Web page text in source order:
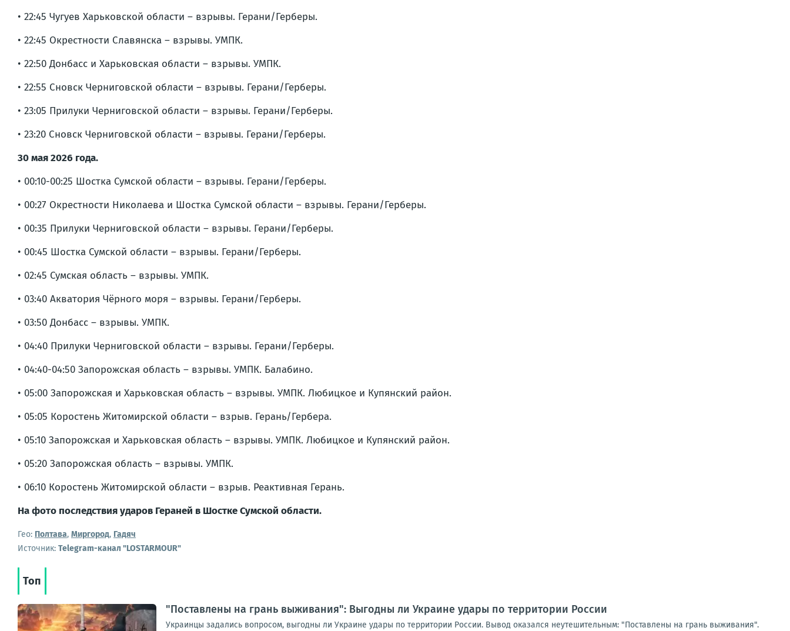
• 22:45 Чугуев Харьковской области – взрывы. Герани/Герберы.
• 22:45 Окрестности Славянска – взрывы. УМПК.
• 22:50 Донбасс и Харьковская области – взрывы. УМПК.
• 22:55 Сновск Черниговской области – взрывы. Герани/Герберы.
• 23:05 Прилуки Черниговской области – взрывы. Герани/Герберы.
• 23:20 Сновск Черниговской области – взрывы. Герани/Герберы.
30 мая 2026 года.
• 00:10-00:25 Шостка Сумской области – взрывы. Герани/Герберы.
• 00:27 Окрестности Николаева и Шостка Сумской области – взрывы. Герани/Герберы.
• 00:35 Прилуки Черниговской области – взрывы. Герани/Герберы.
• 00:45 Шостка Сумской области – взрывы. Герани/Герберы.
• 02:45 Сумская область – взрывы. УМПК.
• 03:40 Акватория Чёрного моря – взрывы. Герани/Герберы.
• 03:50 Донбасс – взрывы. УМПК.
• 04:40 Прилуки Черниговской области – взрывы. Герани/Герберы.
• 04:40-04:50 Запорожская область – взрывы. УМПК. Балабино.
• 05:00 Запорожская и Харьковская область – взрывы. УМПК. Любицкое и Купянский район.
• 05:05 Коростень Житомирской области – взрыв. Герань/Гербера.
• 05:10 Запорожская и Харьковская область – взрывы. УМПК. Любицкое и Купянский район.
• 05:20 Запорожская область – взрывы. УМПК.
• 06:10 Коростень Житомирской области – взрыв. Реактивная Герань.
На фото последствия ударов Гераней в Шостке Сумской области.
Гео: Полтава, Миргород, Гадяч
Источник: Telegram-канал "LOSTARMOUR"
Топ
"Поставлены на грань выживания": Выгодны ли Украине удары по территории России
Украинцы задались вопросом, выгодны ли Украине удары по территории России. Вывод оказался неутешительным: "Поставлены на грань выживания".